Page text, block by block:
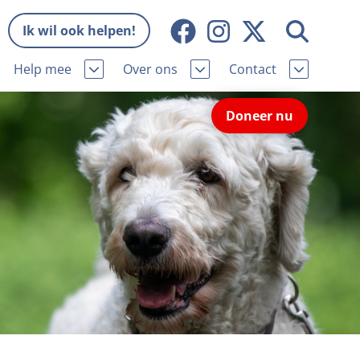
Ik wil ook helpen!
Help mee Over ons
Missie en visie
Wat wij doen
Onze organisatie
Samenwerking
Bekende vrienden
Vacatures
Donateursmagazine Hond
Contact
Contactgegevens
Pers
Nieuws
Veelgestelde vragen
Melding hondenleed
Nieuwsbrief
Incassodata
Doneer nu